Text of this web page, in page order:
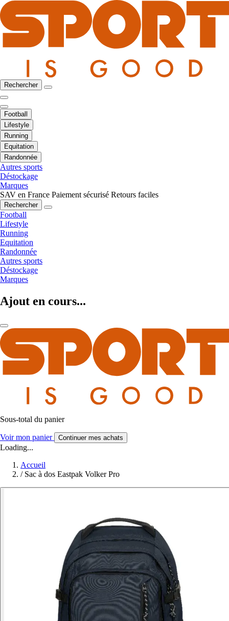
Rechercher
Football
Lifestyle
Running
Equitation
Randonnée
Autres sports
Déstockage
Marques
SAV en France Paiement sécurisé Retours faciles
Rechercher
Football
Lifestyle
Running
Equitation
Randonnée
Autres sports
Déstockage
Marques
Ajout en cours...
Sous-total du panier
Voir mon panier Continuer mes achats
Loading...
Accueil
/ Sac à dos Eastpak Volker Pro